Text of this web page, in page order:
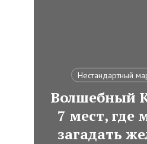
Нестандартный
Волшебный
7 мест, где
загадать